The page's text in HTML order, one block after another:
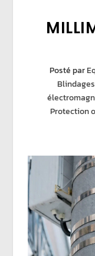
Posté par
Protection